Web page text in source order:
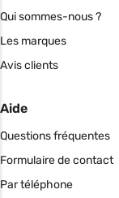
Qui sommes-nous ?
Les marques
Avis clients
Aide
Questions fréquentes
Formulaire de contact
Par téléphone